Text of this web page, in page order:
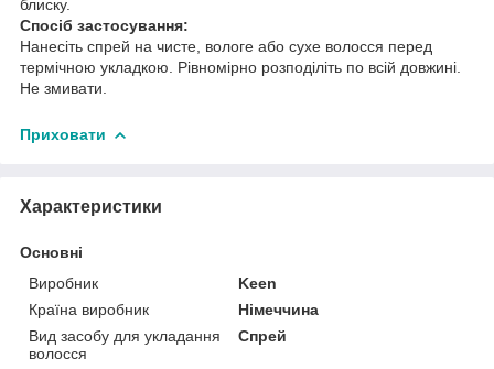
блиску.
Спосіб застосування:
Нанесіть спрей на чисте, вологе або сухе волосся перед
термічною укладкою. Рівномірно розподіліть по всій довжині.
Не змивати.
Приховати
Характеристики
Основні
Виробник
Keen
Країна виробник
Німеччина
Вид засобу для укладання
волосся
Спрей